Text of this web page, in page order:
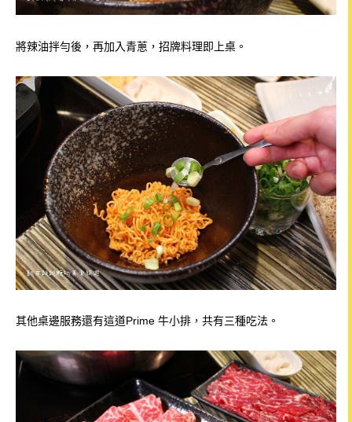
將辣油拌勻後，再加入青蔥，招牌料理即上桌。
其他桌邊服務還有這道Prime 牛小排，共有三種吃法。